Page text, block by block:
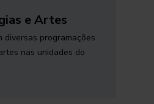
e Artes
diversas programações
nas unidades do